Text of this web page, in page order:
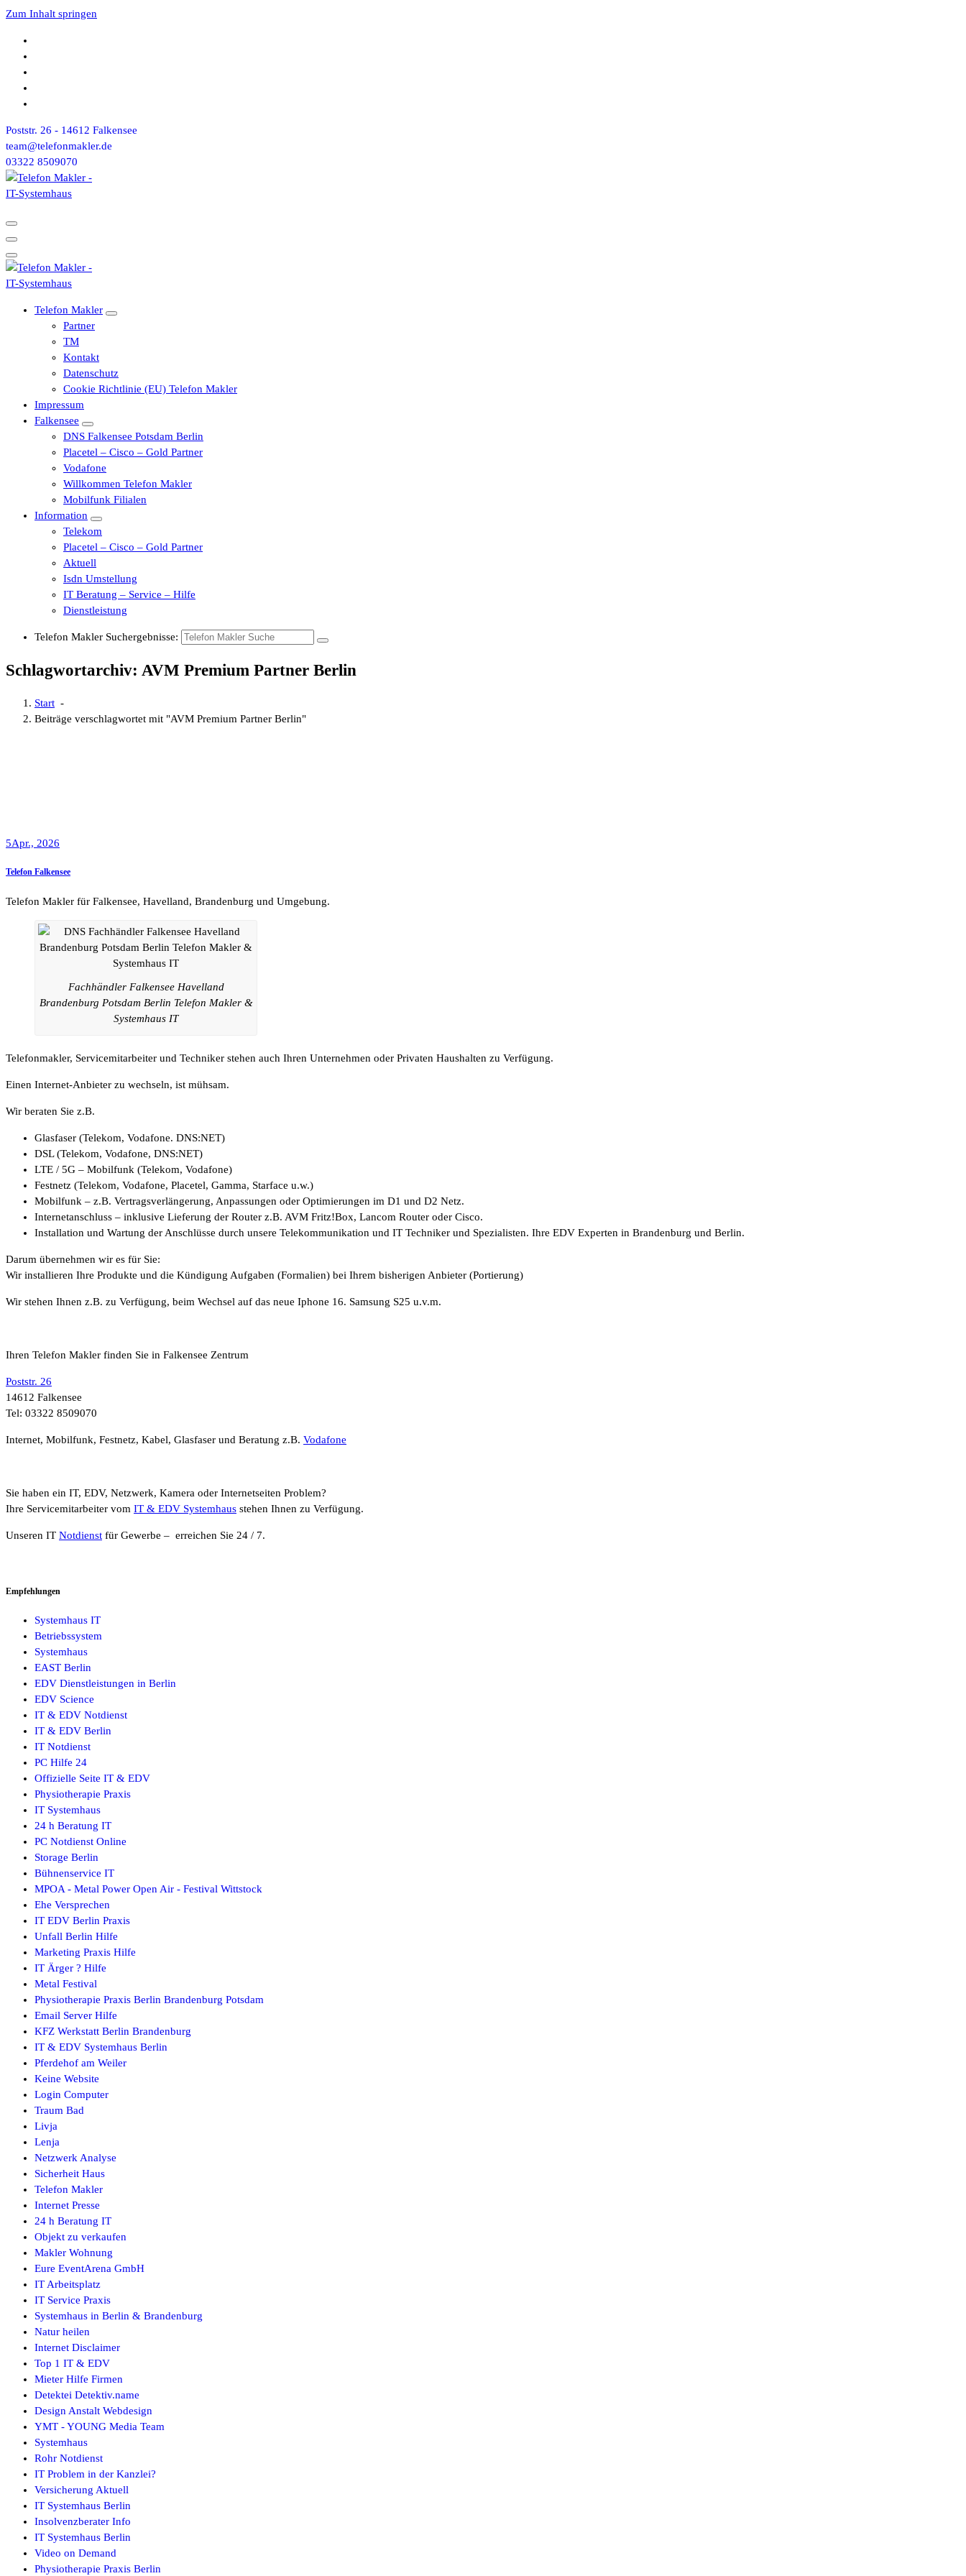
Zum Inhalt springen
Poststr. 26 - 14612 Falkensee
team@telefonmakler.de
03322 8509070
Telefon Makler
Partner
TM
Kontakt
Datenschutz
Cookie Richtlinie (EU) Telefon Makler
Impressum
Falkensee
DNS Falkensee Potsdam Berlin
Placetel – Cisco – Gold Partner
Vodafone
Willkommen Telefon Makler
Mobilfunk Filialen
Information
Telekom
Placetel – Cisco – Gold Partner
Aktuell
Isdn Umstellung
IT Beratung – Service – Hilfe
Dienstleistung
Telefon Makler Suchergebnisse:
Schlagwortarchiv: AVM Premium Partner Berlin
Start -
Beiträge verschlagwortet mit "AVM Premium Partner Berlin"
5Apr., 2026
Telefon Falkensee
Telefon Makler für Falkensee, Havelland, Brandenburg und Umgebung.
Fachhändler Falkensee Havelland
Brandenburg Potsdam Berlin Telefon Makler &
Systemhaus IT
Telefonmakler, Servicemitarbeiter und Techniker stehen auch Ihren Unternehmen oder Privaten Haushalten zu Verfügung.
Einen Internet-Anbieter zu wechseln, ist mühsam.
Wir beraten Sie z.B.
Glasfaser (Telekom, Vodafone. DNS:NET)
DSL (Telekom, Vodafone, DNS:NET)
LTE / 5G – Mobilfunk (Telekom, Vodafone)
Festnetz (Telekom, Vodafone, Placetel, Gamma, Starface u.w.)
Mobilfunk – z.B. Vertragsverlängerung, Anpassungen oder Optimierungen im D1 und D2 Netz.
Internetanschluss – inklusive Lieferung der Router z.B. AVM Fritz!Box, Lancom Router oder Cisco.
Installation und Wartung der Anschlüsse durch unsere Telekommunikation und IT Techniker und Spezialisten. Ihre EDV Experten in Brandenburg und Berlin.
Darum übernehmen wir es für Sie:
Wir installieren Ihre Produkte und die Kündigung Aufgaben (Formalien) bei Ihrem bisherigen Anbieter (Portierung)
Wir stehen Ihnen z.B. zu Verfügung, beim Wechsel auf das neue Iphone 16. Samsung S25 u.v.m.
Ihren Telefon Makler finden Sie in Falkensee Zentrum
Poststr. 26
14612 Falkensee
Tel: 03322 8509070
Internet, Mobilfunk, Festnetz, Kabel, Glasfaser und Beratung z.B. Vodafone
Sie haben ein IT, EDV, Netzwerk, Kamera oder Internetseiten Problem?
Ihre Servicemitarbeiter vom IT & EDV Systemhaus stehen Ihnen zu Verfügung.
Unseren IT Notdienst für Gewerbe – erreichen Sie 24 / 7.
Empfehlungen
Systemhaus IT
Betriebssystem
Systemhaus
EAST Berlin
EDV Dienstleistungen in Berlin
EDV Science
IT & EDV Notdienst
IT & EDV Berlin
IT Notdienst
PC Hilfe 24
Offizielle Seite IT & EDV
Physiotherapie Praxis
IT Systemhaus
24 h Beratung IT
PC Notdienst Online
Storage Berlin
Bühnenservice IT
MPOA - Metal Power Open Air - Festival Wittstock
Ehe Versprechen
IT EDV Berlin Praxis
Unfall Berlin Hilfe
Marketing Praxis Hilfe
IT Ärger ? Hilfe
Metal Festival
Physiotherapie Praxis Berlin Brandenburg Potsdam
Email Server Hilfe
KFZ Werkstatt Berlin Brandenburg
IT & EDV Systemhaus Berlin
Pferdehof am Weiler
Keine Website
Login Computer
Traum Bad
Livja
Lenja
Netzwerk Analyse
Sicherheit Haus
Telefon Makler
Internet Presse
24 h Beratung IT
Objekt zu verkaufen
Makler Wohnung
Eure EventArena GmbH
IT Arbeitsplatz
IT Service Praxis
Systemhaus in Berlin & Brandenburg
Natur heilen
Internet Disclaimer
Top 1 IT & EDV
Mieter Hilfe Firmen
Detektei Detektiv.name
Design Anstalt Webdesign
YMT - YOUNG Media Team
Systemhaus
Rohr Notdienst
IT Problem in der Kanzlei?
Versicherung Aktuell
IT Systemhaus Berlin
Insolvenzberater Info
IT Systemhaus Berlin
Video on Demand
Physiotherapie Praxis Berlin